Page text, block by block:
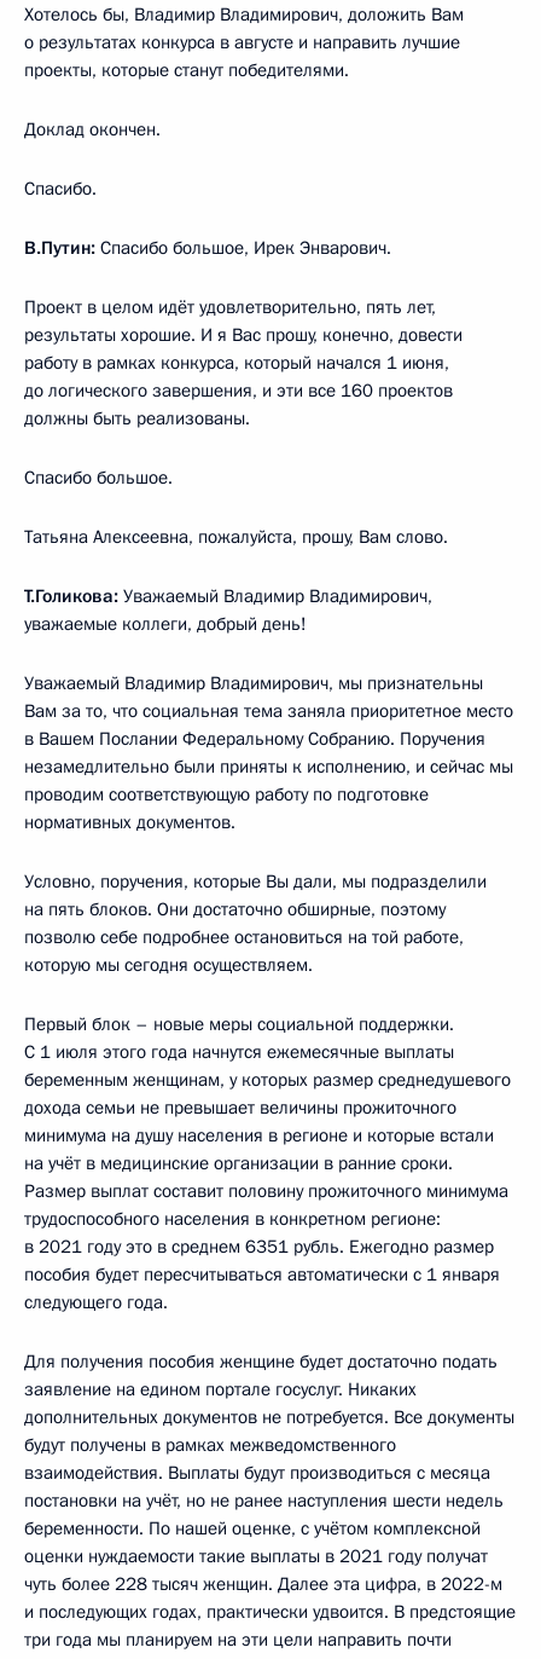
Хотелось бы, Владимир Владимирович, доложить Вам
о результатах конкурса в августе и направить лучшие
проекты, которые станут победителями.
Доклад окончен.
Спасибо.
В.Путин: Спасибо большое, Ирек Энварович.
Проект в целом идёт удовлетворительно, пять лет,
результаты хорошие. И я Вас прошу, конечно, довести
работу в рамках конкурса, который начался 1 июня,
до логического завершения, и эти все 160 проектов
должны быть реализованы.
Спасибо большое.
Татьяна Алексеевна, пожалуйста, прошу, Вам слово.
Т.Голикова: Уважаемый Владимир Владимирович,
уважаемые коллеги, добрый день!
Уважаемый Владимир Владимирович, мы признательны
Вам за то, что социальная тема заняла приоритетное место
в Вашем Послании Федеральному Собранию. Поручения
незамедлительно были приняты к исполнению, и сейчас мы
проводим соответствующую работу по подготовке
нормативных документов.
Условно, поручения, которые Вы дали, мы подразделили
на пять блоков. Они достаточно обширные, поэтому
позволю себе подробнее остановиться на той работе,
которую мы сегодня осуществляем.
Первый блок – новые меры социальной поддержки.
С 1 июля этого года начнутся ежемесячные выплаты
беременным женщинам, у которых размер среднедушевого
дохода семьи не превышает величины прожиточного
минимума на душу населения в регионе и которые встали
на учёт в медицинские организации в ранние сроки.
Размер выплат составит половину прожиточного минимума
трудоспособного населения в конкретном регионе:
в 2021 году это в среднем 6351 рубль. Ежегодно размер
пособия будет пересчитываться автоматически с 1 января
следующего года.
Для получения пособия женщине будет достаточно подать
заявление на едином портале госуслуг. Никаких
дополнительных документов не потребуется. Все документы
будут получены в рамках межведомственного
взаимодействия. Выплаты будут производиться с месяца
постановки на учёт, но не ранее наступления шести недель
беременности. По нашей оценке, с учётом комплексной
оценки нуждаемости такие выплаты в 2021 году получат
чуть более 228 тысяч женщин. Далее эта цифра, в 2022-м
и последующих годах, практически удвоится. В предстоящие
три года мы планируем на эти цели направить почти